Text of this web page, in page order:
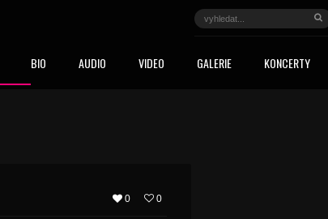
BIO AUDIO VIDEO GALERIE KONCERTY
0 0